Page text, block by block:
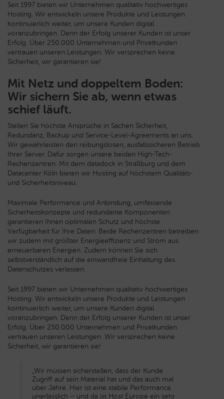
Seit 1997 bieten wir Unternehmen qualitativ hochwertiges
Hosting. Wir entwickeln unsere Produkte und Leistungen
kontinuierlich weiter, um unsere Kunden digital
voranzubringen. Denn der Erfolg unserer Kunden ist unser
Erfolg. Über 250.000 Unternehmen und Privatkunden
vertrauen unseren Leistungen. Wir versprechen keine
Sicherheit, wir garantieren sie!
Mit Netz und doppeltem Boden:
Wir sichern Sie ab, wenn etwas
schief läuft.
Stellen Sie höchste Ansprüche in Sachen Sicherheit,
Redundanz, Backup und Service-Level-Agreements an uns.
Wir gewährleisten den reibungslosen, ausfallssicheren Betrieb
Ihrer Server. Dafür sorgen unsere beiden High-Tech-
Rechenzentren: Mit dem datadock in Straßburg und dem
Datacenter Köln bieten wir Hosting auf höchstem Qualitäts-
und Sicherheitsniveau.
Maximale Performance und Anbindung, umfassende
Sicherheitskonzepte und redundante Komponenten
garantieren Ihnen optimalen Schutz und höchste
Verfügbarkeit für Ihre Daten. Beide Rechenzentren betreiben
wir zudem mit größter Energieeffizienz und Strom aus
erneuerbaren Energien. Zudem können Sie sich
selbstverständlich auf die einwandfreie Einhaltung des
Datenschutzes verlassen.
Seit 1997 bieten wir Unternehmen qualitativ hochwertiges
Hosting. Wir entwickeln unsere Produkte und Leistungen
kontinuierlich weiter, um unsere Kunden digital
voranzubringen. Denn der Erfolg unserer Kunden ist unser
Erfolg. Über 250.000 Unternehmen und Privatkunden
vertrauen unseren Leistungen. Wir versprechen keine
Sicherheit, wir garantieren sie!
„Wir müssen sicherstellen, dass der Kunde
Zugriff auf sein Material hat und das auch mal
über Jahre. Hier ist eine stabile Performance
unerlässlich – und da ist Host Europe ein sehr